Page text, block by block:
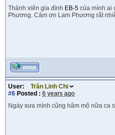
Thành viên gia đình EB-5 của mình ai
Phương. Cảm ơn Lam Phương rất
WWW
User:
Trần Linh Chi
#6 Posted : 6 years ago
Ngày xưa mình cũng hâm mộ nữa ca